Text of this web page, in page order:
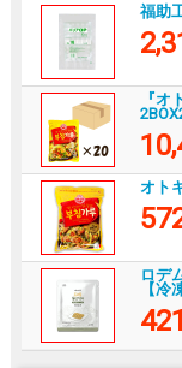
福助
『オ
オト
ロデ
【冷